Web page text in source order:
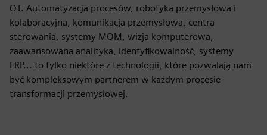
OT. Automatyzacja procesów, robotyka przemysłowa i
kolaboracyjna, komunikacja przemysłowa, centra
sterowania, systemy MOM, wizja komputerowa,
zaawansowana analityka, identyfikowalność, systemy
ERP... to tylko niektóre z technologii, które pozwalają nam
być kompleksowym partnerem w każdym procesie
transformacji przemysłowej.